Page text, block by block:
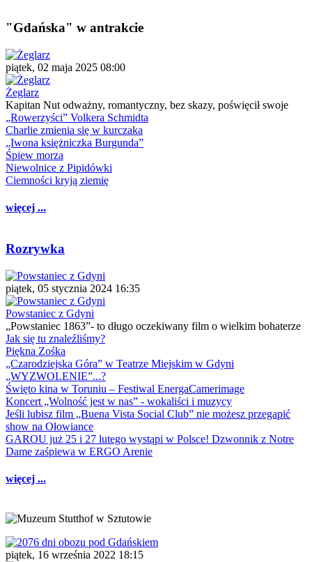
"Gdańska" w antrakcie
piątek, 02 maja 2025 08:00
Żeglarz
Kapitan Nut odważny, romantyczny, bez skazy, poświęcił swoje
„Rowerzyści” Volkera Schmidta
Charlie zmienia się w kurczaka
„Iwona księżniczka Burgunda”
Śpiew morza
Niewolnice z Pipidówki
Ciemności kryją ziemię
więcej ...
Rozrywka
piątek, 05 stycznia 2024 16:35
Powstaniec z Gdyni
„Powstaniec 1863”- to długo oczekiwany film o wielkim bohaterze
Jak się tu znaleźliśmy?
Piękna Zośka
„Czarodziejska Góra” w Teatrze Miejskim w Gdyni
„WYZWOLENIE”...?
Święto kina w Toruniu – Festiwal EnergaCamerimage
Koncert „Wolność jest w nas” - wokaliści i muzycy
Jeśli lubisz film „Buena Vista Social Club” nie możesz przegapić
show na Ołowiance
GAROU już 25 i 27 lutego wystąpi w Polsce! Dzwonnik z Notre
Dame zaśpiewa w ERGO Arenie
więcej ...
piątek, 16 września 2022 18:15